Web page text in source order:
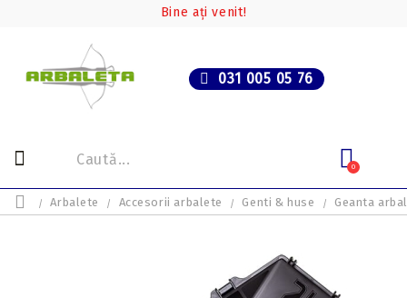
Bine ați venit!
031 005 05 76
0
Arbalete Accesorii arbalete Genti & huse Geanta